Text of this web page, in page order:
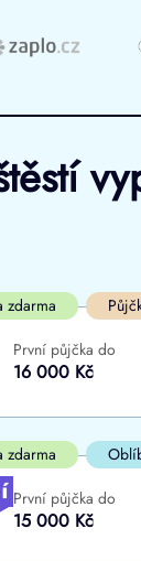
První
ano
zdarma
První půjčka do
16 000 Kč
zdarma
První půjčka do
15 000 Kč